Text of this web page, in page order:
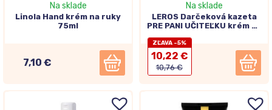
Na sklade
Linola Hand krém na ruky
75ml
7,10 €
Na sklade
LEROS Darčeková kazeta
PRE PANI UČITEĽKU krém na
balzam na pery s
rozmarínom 4x5g
ZĽAVA -5%
10,22 €
10,76 €